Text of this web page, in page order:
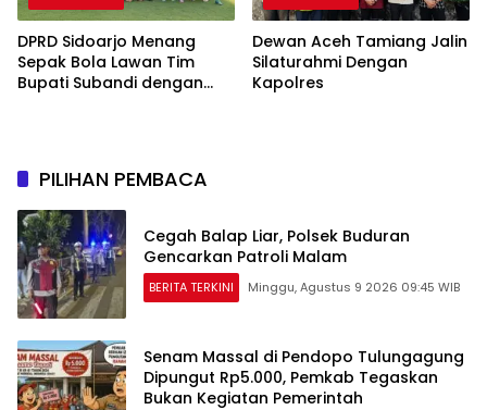
DPRD Sidoarjo Menang
Sepak Bola Lawan Tim
Bupati Subandi dengan
Dewan Aceh Tamiang Jalin
Silaturahmi Dengan
Kapolres
PILIHAN PEMBACA
Cegah Balap Liar, Polsek Buduran
Gencarkan Patroli Malam
BERITA TERKINI Minggu, Agustus 9 2026 09:45 WIB
Senam Massal di Pendopo Tulungagung
Dipungut Rp5.000, Pemkab Tegaskan
Bukan Kegiatan Pemerintah